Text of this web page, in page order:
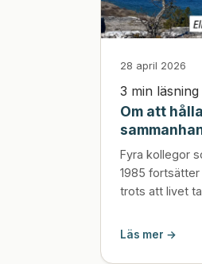
28 april 2026
3 min läsning
Om att
Fyra kollegor
1985 fortsätter
trots att livet
utan en tydlig
Läs mer →